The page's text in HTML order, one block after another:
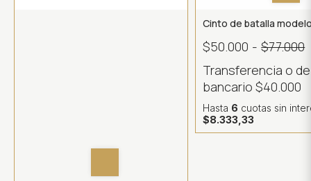
Cinto de batalla
$50.000 - $77.000
Transferencia o
bancario$40.000
Hasta 6 cuotas sin
$8.333,33